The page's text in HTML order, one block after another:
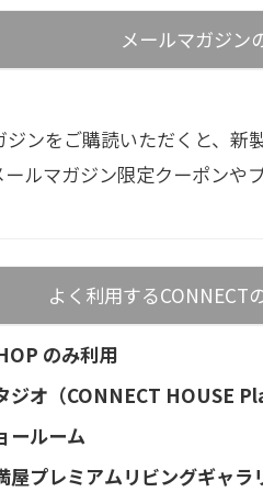
メールマガジン
ジンをご購読いただくと、新
ールマガジン限定クーポンや
よく利用するCONNECT
のみ利用
ジオ（CONNECT HOUSE
ールーム
屋プレミアムリビングギャラ